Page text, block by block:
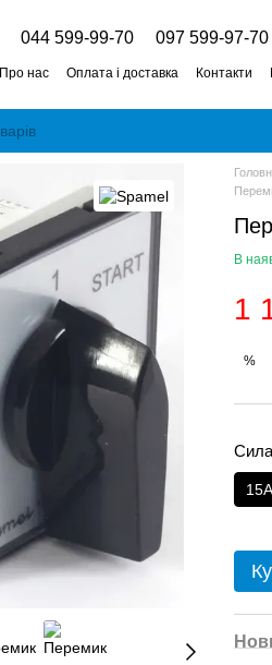
044 599-99-70 097 599-97-70
Про нас Оплата і доставка Контакти
В
1
%
15A